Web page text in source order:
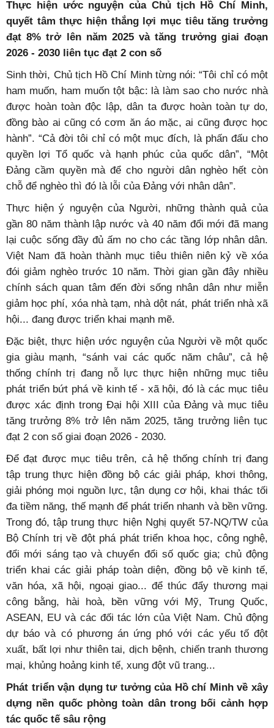
Thực hiện ước nguyện của Chủ tịch Hồ Chí Minh,
quyết tâm thực hiện thắng lợi mục tiêu tăng trưởng
đạt 8% trở lên năm 2025 và tăng trưởng giai đoạn
2026 - 2030 liên tục đạt 2 con số
Sinh thời, Chủ tịch Hồ Chí Minh từng nói: “Tôi chỉ có một
ham muốn, ham muốn tột bậc: là làm sao cho nước nhà
được hoàn toàn độc lập, dân ta được hoàn toàn tự do,
đồng bào ai cũng có cơm ăn áo mặc, ai cũng được học
hành”. “Cả đời tôi chỉ có một mục đích, là phấn đấu cho
quyền lợi Tổ quốc và hạnh phúc của quốc dân”, “Một
Đảng cầm quyền mà để cho người dân nghèo hết còn
chỗ để nghèo thì đó là lỗi của Đảng với nhân dân”.
Thực hiện ý nguyện của Người, những thành quả của
gần 80 năm thành lập nước và 40 năm đổi mới đã mang
lại cuộc sống đầy đủ ấm no cho các tầng lớp nhân dân.
Việt Nam đã hoàn thành mục tiêu thiên niên kỷ về xóa
đói giảm nghèo trước 10 năm. Thời gian gần đây nhiều
chính sách quan tâm đến đời sống nhân dân như miễn
giảm học phí, xóa nhà tạm, nhà dột nát, phát triển nhà xã
hội... đang được triển khai mạnh mẽ.
Đặc biệt, thực hiện ước nguyện của Người về một quốc
gia giàu mạnh, “sánh vai các quốc năm châu”, cả hệ
thống chính trị đang nỗ lực thực hiện những mục tiêu
phát triển bứt phá về kinh tế - xã hội, đó là các mục tiêu
được xác định trong Đại hội XIII của Đảng và mục tiêu
tăng trưởng 8% trở lên năm 2025, tăng trưởng liên tục
đạt 2 con số giai đoạn 2026 - 2030.
Để đạt được mục tiêu trên, cả hệ thống chính trị đang
tập trung thực hiện đồng bộ các giải pháp, khơi thông,
giải phóng mọi nguồn lực, tận dụng cơ hội, khai thác tối
đa tiềm năng, thế mạnh để phát triển nhanh và bền vững.
Trong đó, tập trung thực hiện Nghị quyết 57-NQ/TW của
Bộ Chính trị về đột phá phát triển khoa học, công nghệ,
đổi mới sáng tạo và chuyển đổi số quốc gia; chủ động
triển khai các giải pháp toàn diện, đồng bộ về kinh tế,
văn hóa, xã hội, ngoại giao... để thúc đẩy thương mại
công bằng, hài hoà, bền vững với Mỹ, Trung Quốc,
ASEAN, EU và các đối tác lớn của Việt Nam. Chủ động
dự báo và có phương án ứng phó với các yếu tố đột
xuất, bất lợi như thiên tai, dịch bệnh, chiến tranh thương
mại, khủng hoảng kinh tế, xung đột vũ trang...
Phát triển vận dụng tư tưởng của Hồ chí Minh về xây
dựng nền quốc phòng toàn dân trong bối cảnh hợp
tác quốc tế sâu rộng